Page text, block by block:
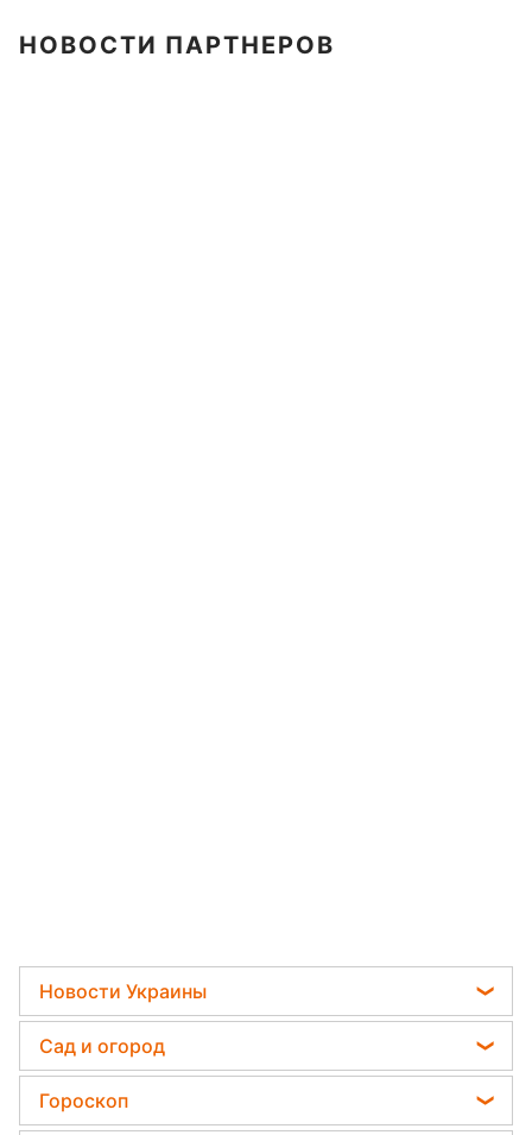
НОВОСТИ ПАРТНЕРОВ
Новости Украины
Мобилизация
Политика
Отключения света
Сад и огород
Садовод назвал самое эффективное средство
против сорняков
Гороскоп